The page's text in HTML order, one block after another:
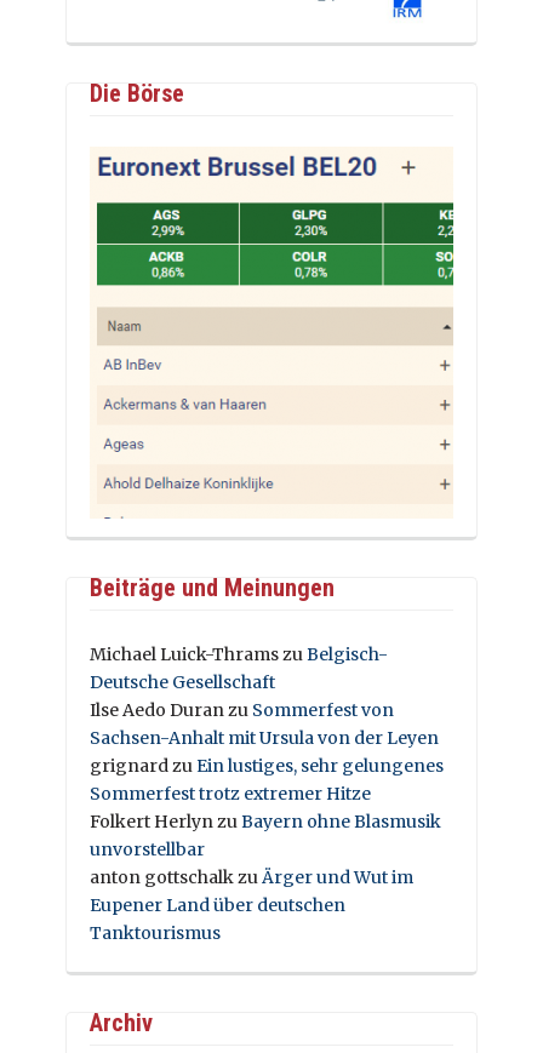
Die Börse
Beiträge und Meinungen
Michael Luick-ThramszuBelgisch-
Deutsche Gesellschaft
Ilse Aedo Duranzu Sommerfest von
Sachsen-Anhalt mit Ursula von der Leyen
grignardzuEin lustiges, sehr gelungenes
Sommerfest trotz extremer Hitze
Folkert HerlynzuBayern ohne Blasmusik
unvorstellbar
anton gottschalkzuÄrger und Wut im
Eupener Land über deutschen
Tanktourismus
Archiv